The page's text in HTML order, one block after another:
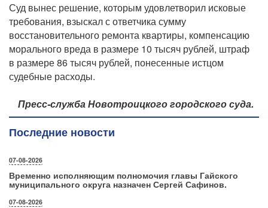
Суд вынес решение, которым удовлетворил исковые
требования, взыскал с ответчика сумму
восстановительного ремонта квартиры, компенсацию
морального вреда в размере 10 тысяч рублей, штраф
в размере 86 тысяч рублей, понесенные истцом
судебные расходы.
Пресс-служба Новотроицкого городского суда.
Последние новости
07-08-2026
Временно исполняющим полномочия главы Гайского
муниципального округа назначен Сергей Сафинов.
07-08-2026